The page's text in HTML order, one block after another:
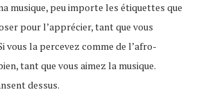
musique, peu importe les étiquettes que
pour l’apprécier, tant que vous
vous la percevez comme de l’afro-
tant que vous aimez la musique.
dessus.